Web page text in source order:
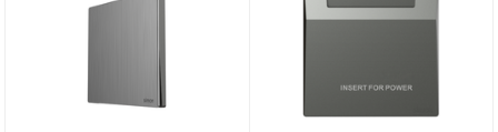
661011M-2B